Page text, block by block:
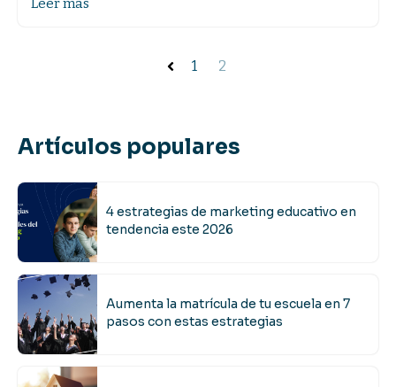
Leer más
1 2
Artículos populares
4 estrategias de marketing educativo en
tendencia este 2026
Aumenta la matrícula de tu escuela en 7
pasos con estas estrategias